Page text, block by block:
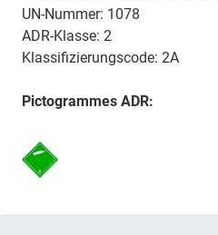
UN-Nummer: 1078
ADR-Klasse: 2
Klassifizierungscode: 2A
Pictogrammes ADR: